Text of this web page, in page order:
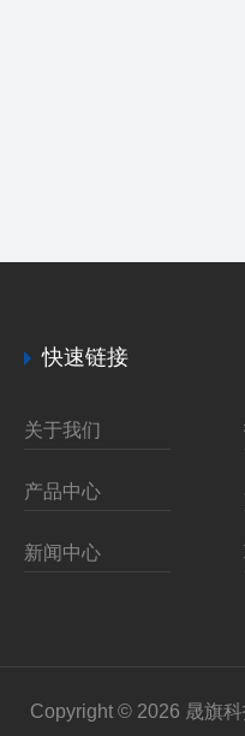
快速链接
关于我们
产品中心
新闻中心
Copyright © 2026 晟旗